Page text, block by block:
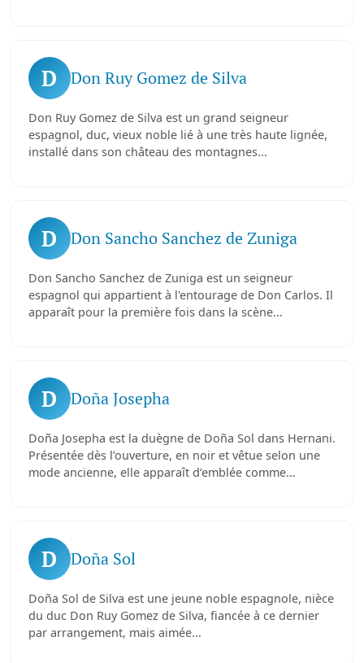
D Don Ruy Gomez de Silva
Don Ruy Gomez de Silva est un grand seigneur
espagnol, duc, vieux noble lié à une très haute lignée,
installé dans son château des montagnes...
D Don Sancho Sanchez de Zuniga
Don Sancho Sanchez de Zuniga est un seigneur
espagnol qui appartient à l'entourage de Don Carlos. Il
apparaît pour la première fois dans la scène...
D Doña Josepha
Doña Josepha est la duègne de Doña Sol dans Hernani.
Présentée dès l’ouverture, en noir et vêtue selon une
mode ancienne, elle apparaît d’emblée comme...
D Doña Sol
Doña Sol de Silva est une jeune noble espagnole, nièce
du duc Don Ruy Gomez de Silva, fiancée à ce dernier
par arrangement, mais aimée...